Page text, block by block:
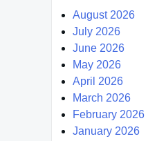
August 2026
July 2026
June 2026
May 2026
April 2026
March 2026
February 2026
January 2026